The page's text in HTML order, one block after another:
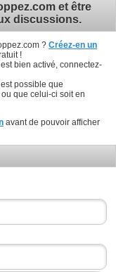
et être
discussions.
? Créez-en un
!
bien activé, connectez-
possible que
que celui-ci soit en
avant de pouvoir afficher